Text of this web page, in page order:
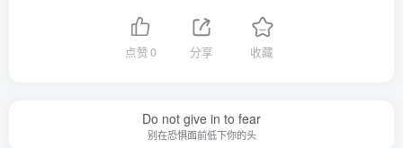
点赞0 分享 收藏
Do not give in to fear
别在恐惧面前低下你的头